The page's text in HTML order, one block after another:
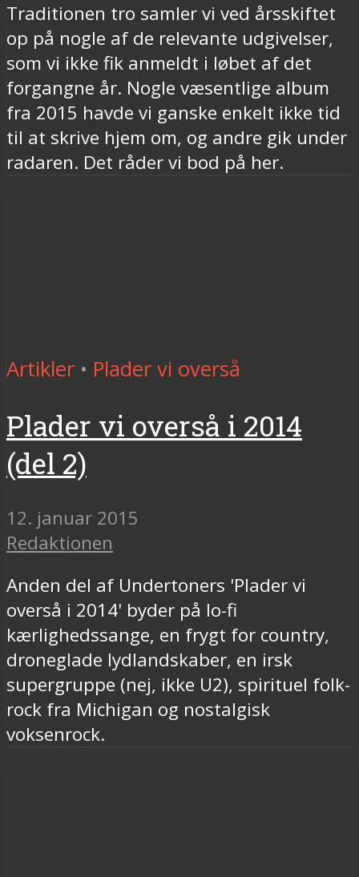
Traditionen tro samler vi ved årsskiftet
op på nogle af de relevante udgivelser,
som vi ikke fik anmeldt i løbet af det
forgangne år. Nogle væsentlige album
fra 2015 havde vi ganske enkelt ikke tid
til at skrive hjem om, og andre gik under
radaren. Det råder vi bod på her.
Artikler • Plader vi overså
Plader vi overså i 2014
(del 2)
12. januar 2015
Redaktionen
Anden del af Undertoners 'Plader vi
overså i 2014' byder på lo-fi
kærlighedssange, en frygt for country,
droneglade lydlandskaber, en irsk
supergruppe (nej, ikke U2), spirituel folk-
rock fra Michigan og nostalgisk
voksenrock.